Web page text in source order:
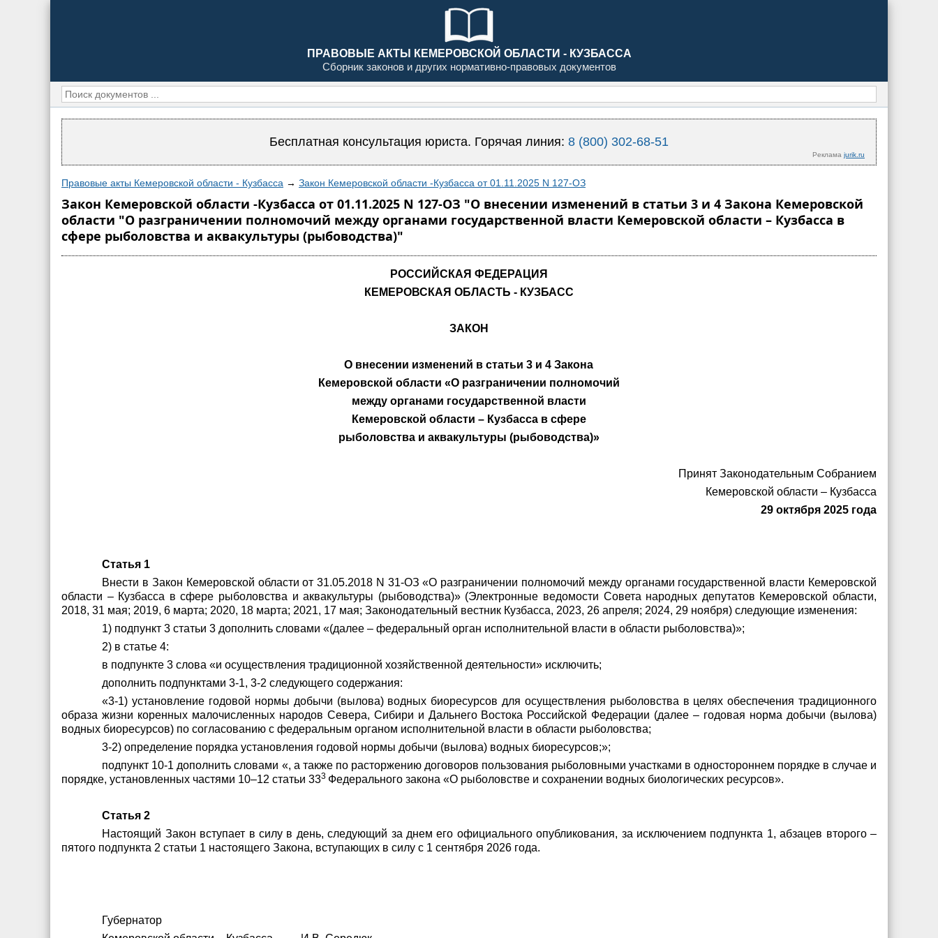
ПРАВОВЫЕ АКТЫ КЕМЕРОВСКОЙ ОБЛАСТИ - КУЗБАССА
Сборник законов и других нормативно-правовых документов
Бесплатная консультация юриста. Горячая линия: 8 (800) 302-68-51
Реклама jurik.ru
Правовые акты Кемеровской области - Кузбасса → Закон Кемеровской области -Кузбасса от 01.11.2025 N 127-ОЗ
Закон Кемеровской области -Кузбасса от 01.11.2025 N 127-ОЗ "О внесении изменений в статьи 3 и 4 Закона Кемеровской
области "О разграничении полномочий между органами государственной власти Кемеровской области – Кузбасса в
сфере рыболовства и аквакультуры (рыбоводства)"
РОССИЙСКАЯ ФЕДЕРАЦИЯ
КЕМЕРОВСКАЯ ОБЛАСТЬ - КУЗБАСС
ЗАКОН
О внесении изменений в статьи 3 и 4 Закона
Кемеровской области «О разграничении полномочий
между органами государственной власти
Кемеровской области – Кузбасса в сфере
рыболовства и аквакультуры (рыбоводства)»
Принят Законодательным Собранием
Кемеровской области – Кузбасса
29 октября 2025 года
Статья 1
Внести в Закон Кемеровской области от 31.05.2018 N 31-ОЗ «О разграничении полномочий между органами государственной власти Кемеровской
области – Кузбасса в сфере рыболовства и аквакультуры (рыбоводства)» (Электронные ведомости Совета народных депутатов Кемеровской области,
2018, 31 мая; 2019, 6 марта; 2020, 18 марта; 2021, 17 мая; Законодательный вестник Кузбасса, 2023, 26 апреля; 2024, 29 ноября) следующие изменения:
1) подпункт 3 статьи 3 дополнить словами «(далее – федеральный орган исполнительной власти в области рыболовства)»;
2) в статье 4:
в подпункте 3 слова «и осуществления традиционной хозяйственной деятельности» исключить;
дополнить подпунктами 3-1, 3-2 следующего содержания:
«3-1) установление годовой нормы добычи (вылова) водных биоресурсов для осуществления рыболовства в целях обеспечения традиционного
образа жизни коренных малочисленных народов Севера, Сибири и Дальнего Востока Российской Федерации (далее – годовая норма добычи (вылова)
водных биоресурсов) по согласованию с федеральным органом исполнительной власти в области рыболовства;
3-2) определение порядка установления годовой нормы добычи (вылова) водных биоресурсов;»;
подпункт 10-1 дополнить словами «, а также по расторжению договоров пользования рыболовными участками в одностороннем порядке в случае и
порядке, установленных частями 10–12 статьи 333 Федерального закона «О рыболовстве и сохранении водных биологических ресурсов».
Статья 2
Настоящий Закон вступает в силу в день, следующий за днем его официального опубликования, за исключением подпункта 1, абзацев второго –
пятого подпункта 2 статьи 1 настоящего Закона, вступающих в силу с 1 сентября 2026 года.
Губернатор